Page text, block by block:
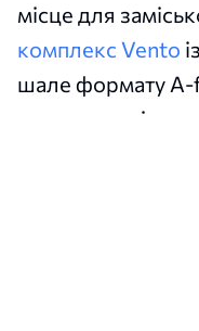
місце для
комплекс Vento
шале формату A-
розташовані